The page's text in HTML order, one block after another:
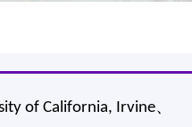
of California, Irvine、